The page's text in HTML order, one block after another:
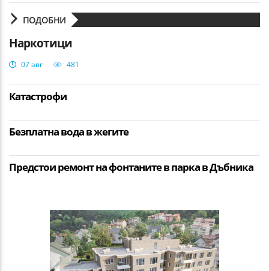
ПОДОБНИ
Наркотици
07 авг 481
Катастрофи
Безплатна вода в жегите
Предстои ремонт на фонтаните в парка в Дъбника